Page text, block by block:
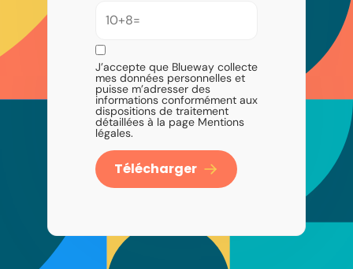
J’accepte que Blueway collecte
mes données personnelles et
puisse m’adresser des
informations conformément aux
dispositions de traitement
détaillées à la page Mentions
légales.
Télécharger